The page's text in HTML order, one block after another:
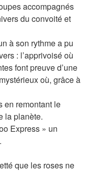
accompagnés
du convoité et
à son rythme a pu
: l’apprivoisé où
font preuve d’une
où, grâce à
en remontant le
la planète.
Express » un
que les roses ne